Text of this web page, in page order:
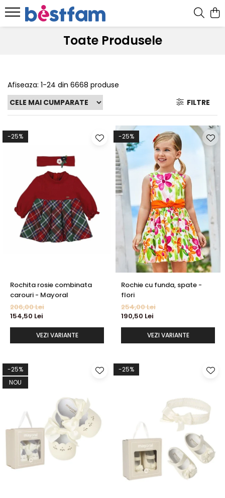
Toate Produsele
Afiseaza: 1-24 din 6668 produse
FILTRE
-25%
Rochita rosie combinata
carouri - Mayoral
206,00 Lei
154,50 Lei
VEZI VARIANTE
-25%
Rochie cu funda, spate -
flori
254,00 Lei
190,50 Lei
VEZI VARIANTE
-25%
NOU
-25%